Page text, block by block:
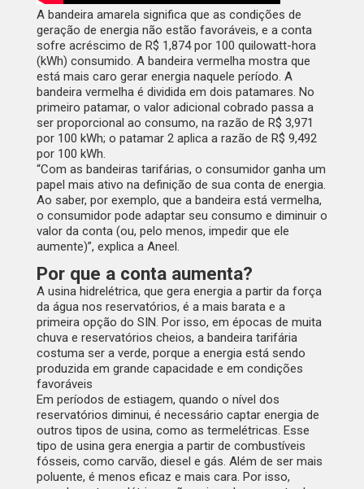
A bandeira amarela significa que as condições de
geração de energia não estão favoráveis, e a conta
sofre acréscimo de R$ 1,874 por 100 quilowatt-hora
(kWh) consumido. A bandeira vermelha mostra que
está mais caro gerar energia naquele período. A
bandeira vermelha é dividida em dois patamares. No
primeiro patamar, o valor adicional cobrado passa a
ser proporcional ao consumo, na razão de R$ 3,971
por 100 kWh; o patamar 2 aplica a razão de R$ 9,492
por 100 kWh.
“Com as bandeiras tarifárias, o consumidor ganha um
papel mais ativo na definição de sua conta de energia.
Ao saber, por exemplo, que a bandeira está vermelha,
o consumidor pode adaptar seu consumo e diminuir o
valor da conta (ou, pelo menos, impedir que ele
aumente)”, explica a Aneel .
Por que a conta aumenta?
A usina hidrelétrica, que gera energia a partir da força
da água nos reservatórios, é a mais barata e a
primeira opção do SIN. Por isso, em épocas de muita
chuva e reservatórios cheios, a bandeira tarifária
costuma ser a verde, porque a energia está sendo
produzida em grande capacidade e em condições
favoráveis
Em períodos de estiagem, quando o nível dos
reservatórios diminui, é necessário captar energia de
outros tipos de usina, como as termelétricas. Esse
tipo de usina gera energia a partir de combustíveis
fósseis, como carvão, diesel e gás. Além de ser mais
poluente, é menos eficaz e mais cara. Por isso,